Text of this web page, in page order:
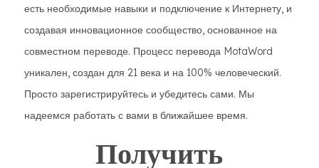
есть необходимые навыки и подключение к Интернету, и
создавая инновационное сообщество, основанное на
совместном переводе. Процесс перевода MotaWord
уникален, создан для 21 века и на 100% человеческий.
Просто зарегистрируйтесь и убедитесь сами. Мы
надеемся работать с вами в ближайшее время.
Получить